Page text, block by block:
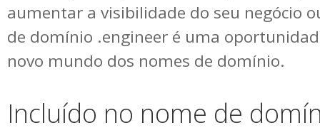
aumentar a visibilidade do seu negócio
de domínio .engineer é uma
novo mundo dos nomes de domínio.
Incluído no nome de